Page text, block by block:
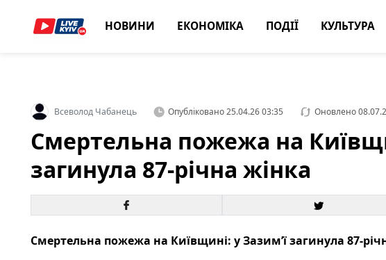
НОВИНИ ЕКОНОМІКА ПОДІЇ КУЛЬТУРА
Всеволод Чабанець Опубліковано25.04.26 03:35 Оновлено
Смертельна пожежа на
загинула 87-річна жінка
Смертельна пожежа на Київщині: у Зазим’ї загинула 87-